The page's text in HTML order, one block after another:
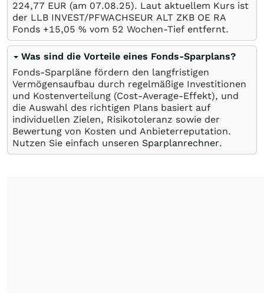
224,77 EUR (am 07.08.25). Laut aktuellem Kurs ist
der LLB INVEST/PFWACHSEUR ALT ZKB OE RA
Fonds +15,05 % vom 52 Wochen-Tief entfernt.
Was sind die Vorteile eines Fonds-Sparplans?
Fonds-Sparpläne fördern den langfristigen
Vermögensaufbau durch regelmäßige Investitionen
und Kostenverteilung (Cost-Average-Effekt), und
die Auswahl des richtigen Plans basiert auf
individuellen Zielen, Risikotoleranz sowie der
Bewertung von Kosten und Anbieterreputation.
Nutzen Sie einfach unseren Sparplanrechner.